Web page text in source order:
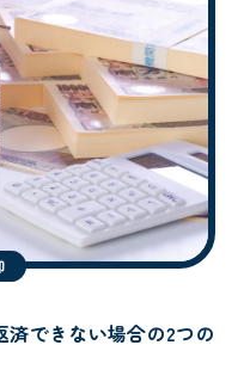
できない場合の2つの